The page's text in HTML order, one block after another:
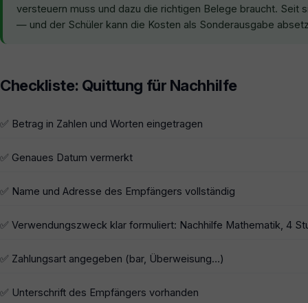
versteuern muss und dazu die richtigen Belege braucht. Seit
— und der Schüler kann die Kosten als Sonderausgabe
Checkliste: Quittung für Nachhilfe
✅ Betrag in Zahlen und Worten eingetragen
✅ Genaues Datum vermerkt
✅ Name und Adresse des Empfängers vollständig
✅ Verwendungszweck klar formuliert: Nachhilfe Mathematik, 4
✅ Zahlungsart angegeben (bar, Überweisung…)
✅ Unterschrift des Empfängers vorhanden